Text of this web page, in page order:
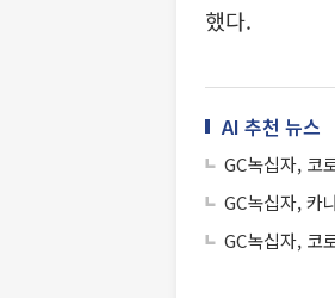
했다.
AI 추천 뉴스
GC녹십자, 코
GC녹십자, 카
GC녹십자, 코